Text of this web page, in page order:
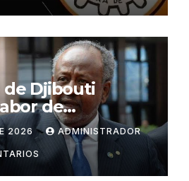
Djibouti
de
de Cuba
2026 ADMINISTRADOR